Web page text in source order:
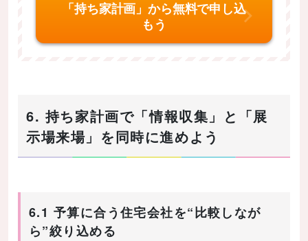
「持ち家計画」から無料で申し込
もう
6. 持ち家計画で「情報収集」と「展
示場来場」を同時に進めよう
6.1 予算に合う住宅会社を“比較しなが
ら”絞り込める